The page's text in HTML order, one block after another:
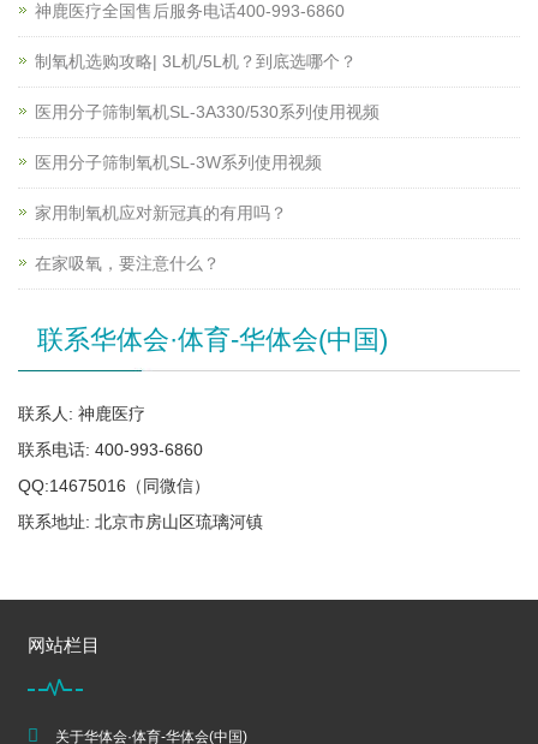
神鹿医疗全国售后服务电话400-993-6860
制氧机选购攻略| 3L机/5L机？到底选哪个？
医用分子筛制氧机SL-3A330/530系列使用视频
医用分子筛制氧机SL-3W系列使用视频
家用制氧机应对新冠真的有用吗？
在家吸氧，要注意什么？
联系华体会·体育-华体会(中国)
联系人: 神鹿医疗
联系电话: 400-993-6860
QQ:14675016（同微信）
联系地址: 北京市房山区琉璃河镇
网站栏目
关于华体会·体育-华体会(中国)